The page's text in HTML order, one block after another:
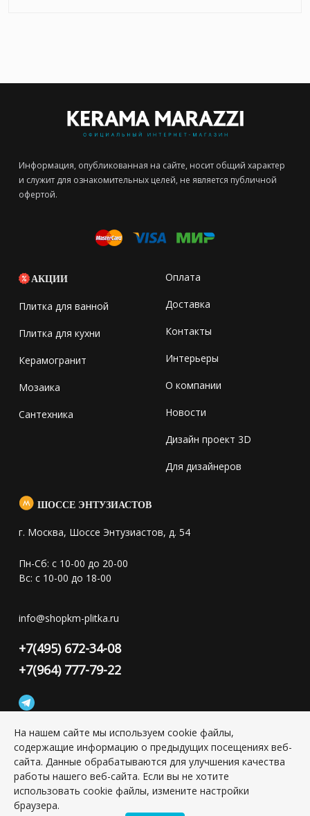
Информация, опубликованная на сайте, носит общий характер
и служит для ознакомительных целей, не является публичной
офертой.
АКЦИИ
Плитка для ванной
Плитка для кухни
Керамогранит
Мозаика
Сантехника
Оплата
Доставка
Контакты
Интерьеры
О компании
Новости
Дизайн проект 3D
Для дизайнеров
ШОССЕ ЭНТУЗИАСТОВ
г. Москва, Шоссе Энтузиастов, д. 54
Пн-Сб: с 10-00 до 20-00
Вс: с 10-00 до 18-00
info@shopkm-plitka.ru
+7(495) 672-34-08
+7(964) 777-79-22
Конфиденциальность персональной информации
Copyright © 2026 ИП Григорьян Юлия Сергеевна, ИНН:
501703338416
На нашем сайте мы используем cookie файлы,
содержащие информацию о предыдущих посещениях веб-
сайта. Данные обрабатываются для улучшения качества
работы нашего веб-сайта. Если вы не хотите
использовать cookie файлы, измените настройки
браузера.